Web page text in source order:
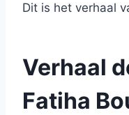
Dit is het verhaal
Verhaal
Fatiha